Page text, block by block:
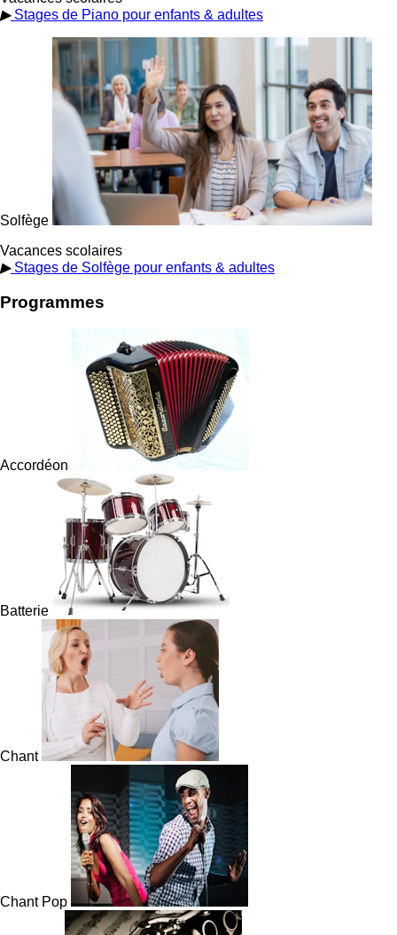
▶Stages de Piano pour enfants & adultes
Solfège
Vacances scolaires
▶Stages de Solfège pour enfants & adultes
Programmes
Accordéon
Batterie
Chant
Chant Pop